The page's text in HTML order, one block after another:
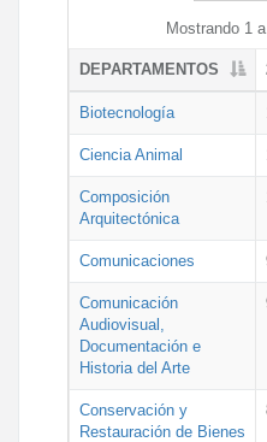
Mostrando 1
DEPARTAMENTOS
Biotecnología
Ciencia Animal
Composición
Arquitectónica
Comunicaciones
Comunicación
Audiovisual,
Documentación e
Historia del Arte
Conservación y
Restauración de Bienes